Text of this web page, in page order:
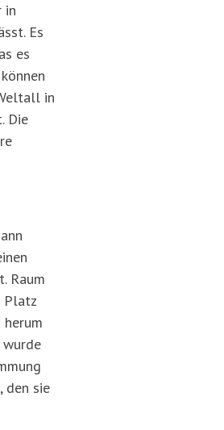
in
Es
es
in
Die
Raum
Platz
den sie